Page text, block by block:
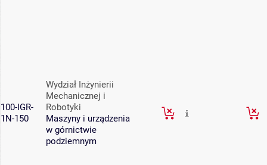
100-IGR-
1N-150
Wydział Inżynierii
Mechanicznej i
Robotyki
Maszyny i urządzenia
w górnictwie
podziemnym